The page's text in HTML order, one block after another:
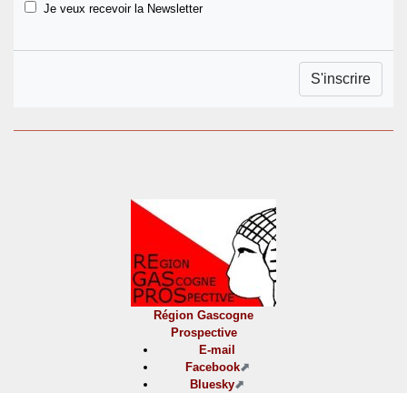
Je veux recevoir la Newsletter
Région Gascogne
Prospective
E-mail
Facebook
Bluesky